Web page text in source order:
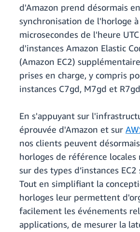
d'Amazon prend désormais
synchronisation de l'horloge
microsecondes de l'heure
d'instances Amazon Elastic
(Amazon EC2)
prises en charge, y compris
instances C7gd, M7gd et
En s'appuyant sur
éprouvée d'Amazon et sur
nos clients peuvent
horloges de référence locales
sur des types d’instances
Tout en simplifiant la
horloges leur permettent
facilement les événements
applications, de mesurer la